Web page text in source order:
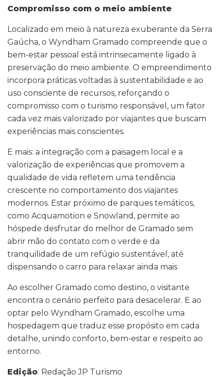
Compromisso com o meio ambiente
Localizado em meio à natureza exuberante da Serra
Gaúcha, o Wyndham Gramado compreende que o
bem-estar pessoal está intrinsecamente ligado à
preservação do meio ambiente. O empreendimento
incorpora práticas voltadas à sustentabilidade e ao
uso consciente de recursos, reforçando o
compromisso com o turismo responsável, um fator
cada vez mais valorizado por viajantes que buscam
experiências mais conscientes.
E mais: a integração com a paisagem local e a
valorização de experiências que promovem a
qualidade de vida refletem uma tendência
crescente no comportamento dos viajantes
modernos. Estar próximo de parques temáticos,
como Acquamotion e Snowland, permite ao
hóspede desfrutar do melhor de Gramado sem
abrir mão do contato com o verde e da
tranquilidade de um refúgio sustentável, até
dispensando o carro para relaxar ainda mais
Ao escolher Gramado como destino, o visitante
encontra o cenário perfeito para desacelerar. E ao
optar pelo Wyndham Gramado, escolhe uma
hospedagem que traduz esse propósito em cada
detalhe, unindo conforto, bem-estar e respeito ao
entorno.
Edição: Redação JP Turismo